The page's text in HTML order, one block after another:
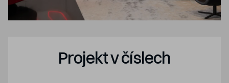
Projekt v číslech